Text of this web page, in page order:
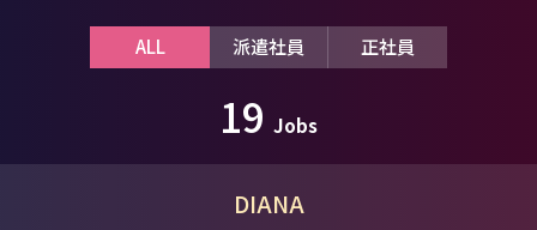
ALL 派遣社員 正社員
19 Jobs
DIANA